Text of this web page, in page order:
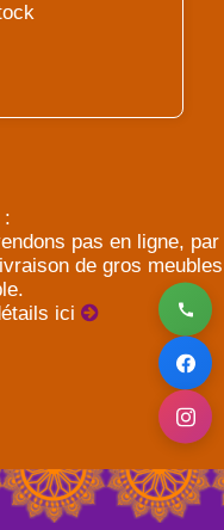
:
pas en ligne, par
de gros meubles
ici